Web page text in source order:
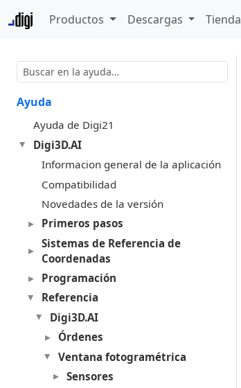
Productos Descargas Tienda
Ayuda
Ayuda de Digi21
Digi3D.AI
Informacion general de la aplicación
Compatibilidad
Novedades de la versión
Primeros pasos
Sistemas de Referencia de
Coordenadas
Programación
Referencia
Digi3D.AI
Órdenes
Ventana fotogramétrica
Sensores